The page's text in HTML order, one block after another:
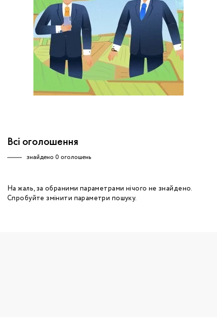
Всі оголошення
знайдено 0 оголошень
На жаль, за обраними параметрами нічого не знайдено.
Спробуйте змінити параметри пошуку.
Немає облікового запису?
Зареєструватися
УВІЙТИ
обробку персональних даних.
ЗАМОВИТИ КОНСУЛЬТАЦІЮ